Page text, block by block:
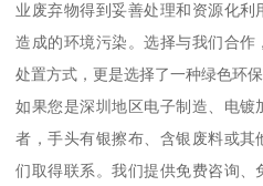
业废弃物得到妥善处理和资源化
造成的环境污染。选择与我们合
处置方式，更是选择了一种绿色环保
如果您是深圳地区电子制造、电
者，手头有银擦布、含银废料或
们取得联系。我们提供免费咨询